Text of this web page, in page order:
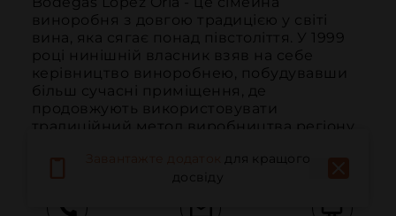
виноробня з довгою традицією у світі
вина, яка сягає понад півстоліття. У 1999
році нинішній власник взяв на себе
керівництво виноробнею, побудувавши
більш сучасні приміщення, де
продовжують використовувати
традиційний метод виробництва регіону,
для кращого
досвіду